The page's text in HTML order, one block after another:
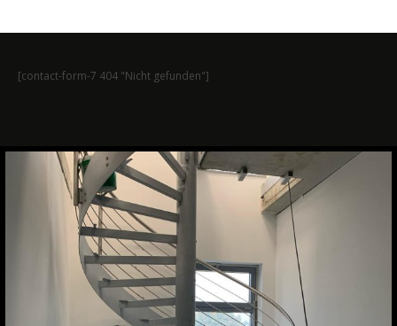
[contact-form-7 404 "Nicht gefunden"]